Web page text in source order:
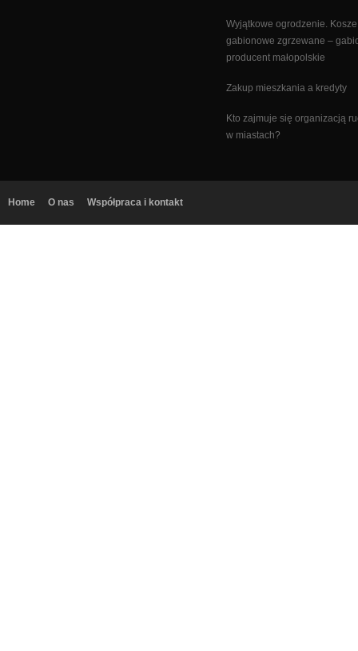
Wyjątkowe ogrodzenie. Kosze
gabionowe zgrzewane –
producent małopolskie
Zakup mieszkania a kredyty
Kto zajmuje się organizacją
w miastach?
Home O nas Współpraca i kontakt